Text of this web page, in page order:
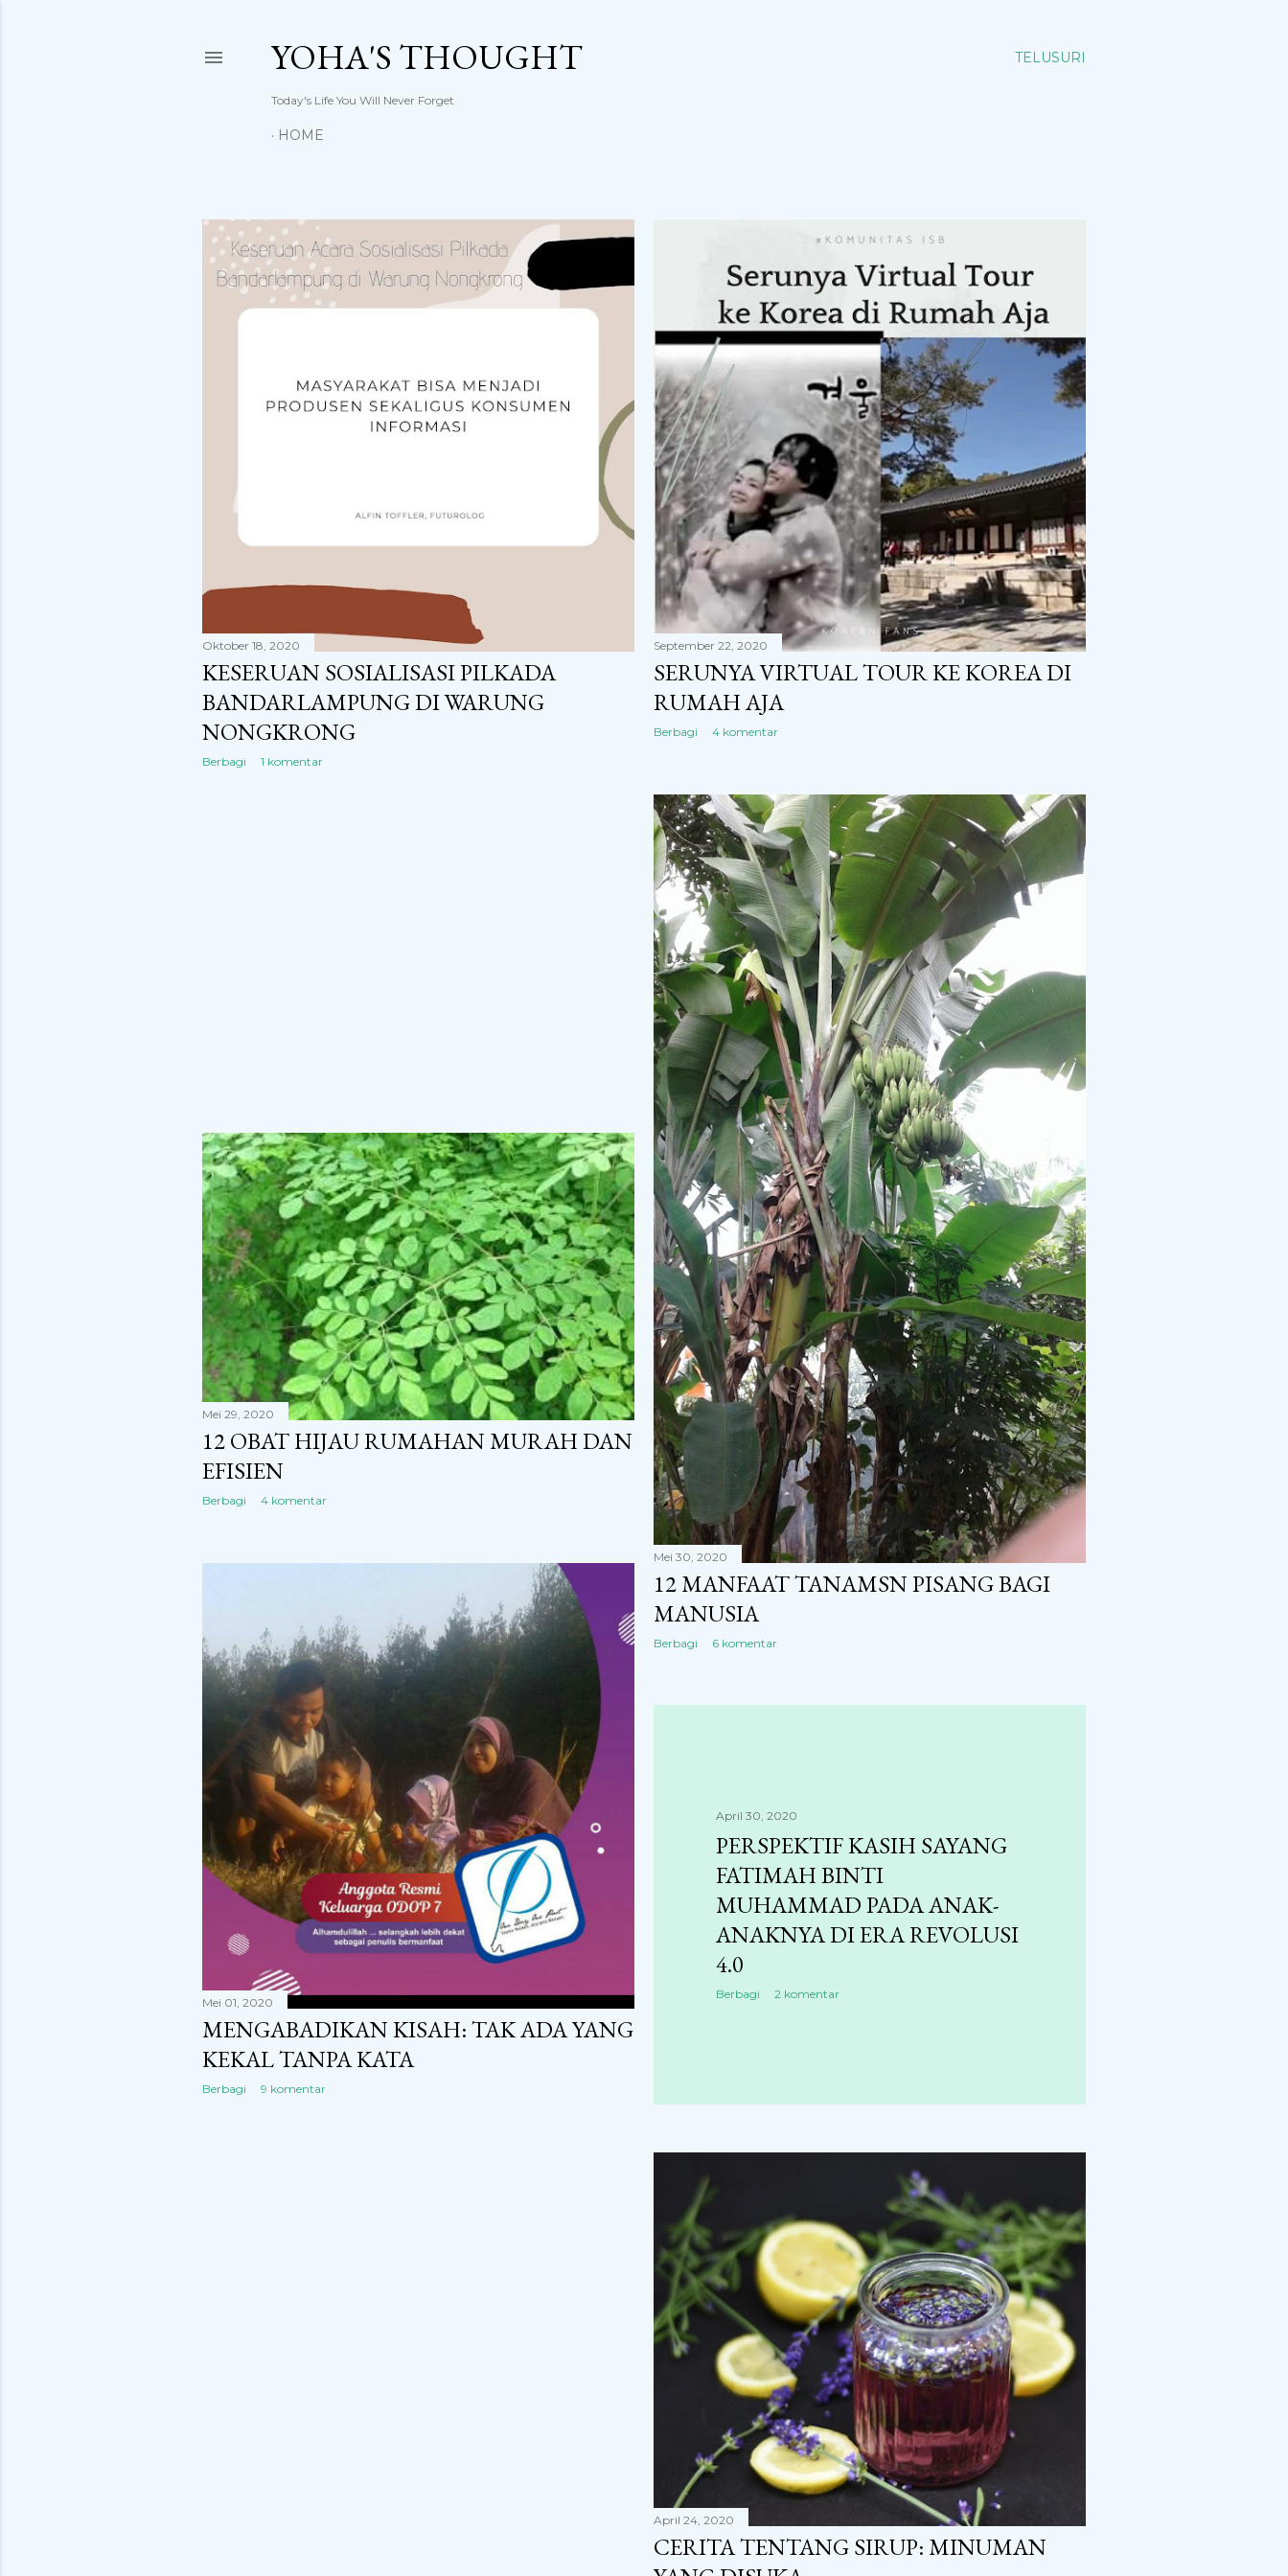
TELUSURI
YOHA'S THOUGHT
Today's Life You Will Never Forget
HOME
P
Oktober 18, 2020
KESERUAN SOSIALISASI PILKADA
BANDARLAMPUNG DI WARUNG
NONGKRONG
Berbagi 1 komentar
September 22, 2020
SERUNYA VIRTUAL TOUR KE KOREA DI
RUMAH AJA
Berbagi 4 komentar
Mei 30, 2020
12 MANFAAT TANAMSN PISANG BAGI
MANUSIA
Berbagi 6 komentar
Mei 29, 2020
12 OBAT HIJAU RUMAHAN MURAH DAN
EFISIEN
Berbagi 4 komentar
Mei 01, 2020
MENGABADIKAN KISAH: TAK ADA YANG
KEKAL TANPA KATA
Berbagi 9 komentar
April 30, 2020
PERSPEKTIF KASIH SAYANG
FATIMAH BINTI
MUHAMMAD PADA ANAK-
ANAKNYA DI ERA REVOLUSI
4.0
Berbagi 2 komentar
April 24, 2020
CERITA TENTANG SIRUP: MINUMAN